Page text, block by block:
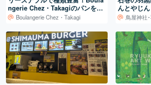
ngerie Chez・Takagiのパンを味
わってみました
Boulangerie Chez・Takagi
んとやじ
パルスのお
鳥屋神社